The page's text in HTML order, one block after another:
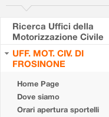
Ricerca Uffici della
Motorizzazione Civile
UFF. MOT. CIV. DI
FROSINONE
Home Page
Dove siamo
Orari apertura sportelli